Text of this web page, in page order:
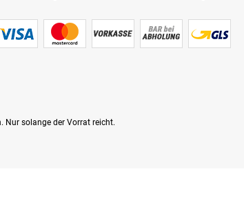
Nur solange der Vorrat reicht.